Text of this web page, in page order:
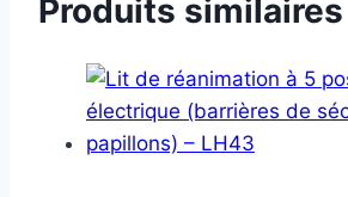
Produits similaires